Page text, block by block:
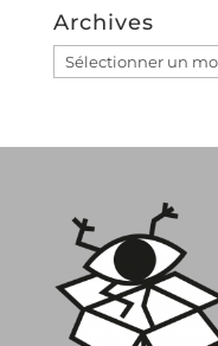
Archives
Archives